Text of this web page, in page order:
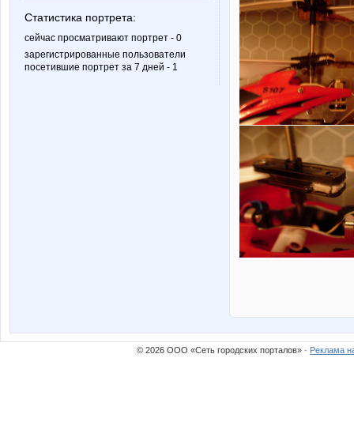
Статистика портрета:
сейчас просматривают портрет - 0
зарегистрированные пользователи
посетившие портрет за 7 дней - 1
© 2026 ООО «Сеть городских порталов» · Реклама